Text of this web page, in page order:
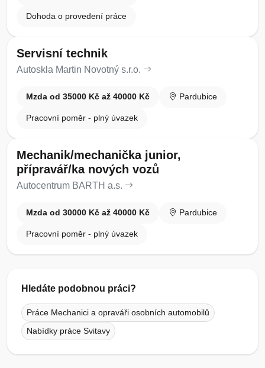
Dohoda o provedení práce
Servisní technik
Autoskla Martin Novotný s.r.o.
Mzda od 35000 Kč až 40000 Kč Pardubice
Pracovní poměr - plný úvazek
Mechanik/mechanička junior,
přípravář/ka nových vozů
Autocentrum BARTH a.s.
Mzda od 30000 Kč až 40000 Kč Pardubice
Pracovní poměr - plný úvazek
Hledáte podobnou práci?
Práce Mechanici a opraváři osobních automobilů
Nabídky práce Svitavy